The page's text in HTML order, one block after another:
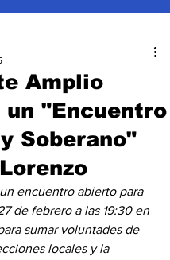
Amplio
"Encuentro
Soberano"
encuentro abierto para
de febrero a las 19:30 en
sumar voluntades de
locales y la